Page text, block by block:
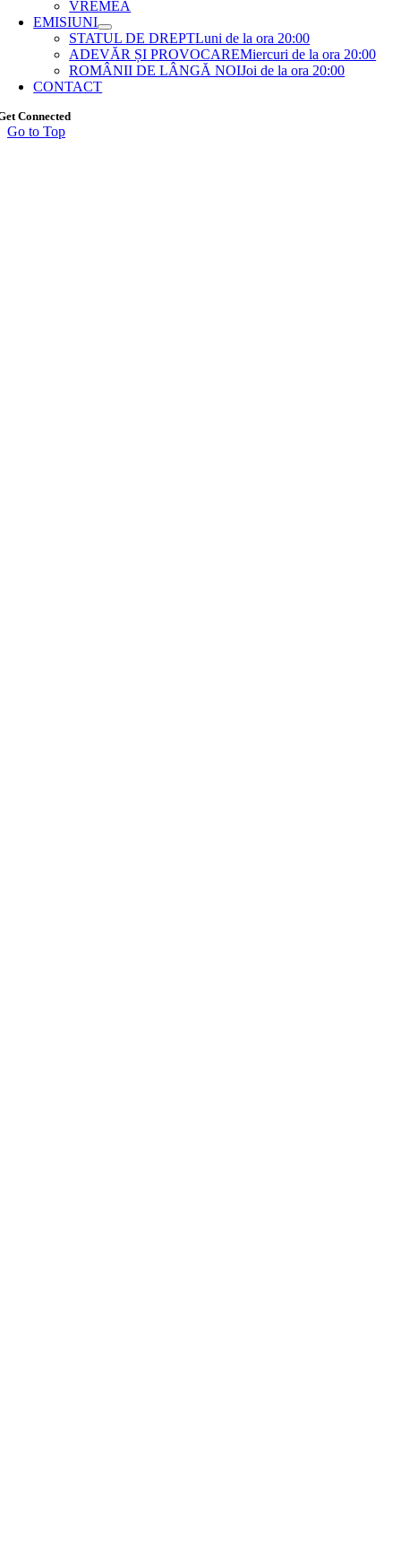
VREMEA
EMISIUNI
STATUL DE DREPTLuni de la ora 20:00
ADEVĂR ȘI PROVOCAREMiercuri de la ora 20:00
ROMÂNII DE LÂNGĂ NOIJoi de la ora 20:00
CONTACT
Connected
Go to Top